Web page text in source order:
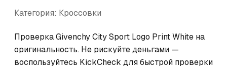
Категория: Кроссовки
Проверка Givenchy City Sport Logo Print White на
оригинальность. Не рискуйте деньгами —
воспользуйтесь KickCheck для быстрой проверки